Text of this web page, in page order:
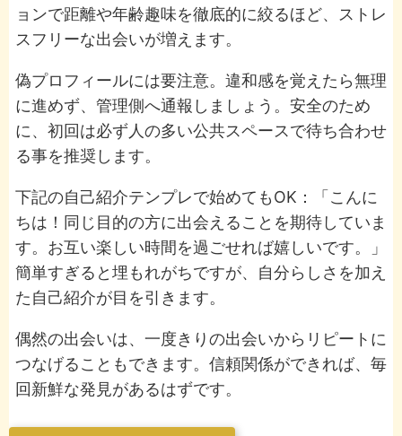
ョンで距離や年齢趣味を徹底的に絞るほど、ストレ
スフリーな出会いが増えます。
偽プロフィールには要注意。違和感を覚えたら無理
に進めず、管理側へ通報しましょう。安全のため
に、初回は必ず人の多い公共スペースで待ち合わせ
る事を推奨します。
下記の自己紹介テンプレで始めてもOK：「こんに
ちは！同じ目的の方に出会えることを期待していま
す。お互い楽しい時間を過ごせれば嬉しいです。」
簡単すぎると埋もれがちですが、自分らしさを加え
た自己紹介が目を引きます。
偶然の出会いは、一度きりの出会いからリピートに
つなげることもできます。信頼関係ができれば、毎
回新鮮な発見があるはずです。